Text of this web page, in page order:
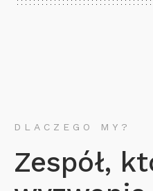
DLACZEGO MY?
Zespół,